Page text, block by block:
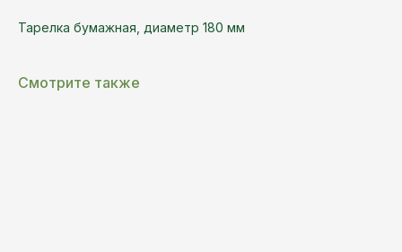
Тарелка бумажная, диаметр 180 мм
Смотрите также